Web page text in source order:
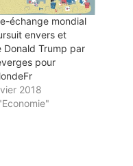
échange mondial
envers et
Donald Trump par
pour
2018